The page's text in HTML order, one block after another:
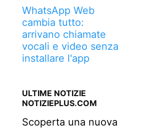
WhatsApp Web
cambia tutto:
arrivano chiamate
vocali e video senza
installare l'app
ULTIME NOTIZIE
NOTIZIEPLUS.COM
Scoperta una nuova